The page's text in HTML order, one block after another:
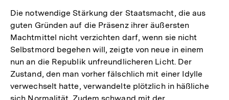
Die notwendige Stärkung der Staatsmacht, die aus
guten Gründen auf die Präsenz ihrer äußersten
Machtmittel nicht verzichten darf, wenn sie nicht
Selbstmord begehen will, zeigte von neue in einem
nun an die Republik unfreundlicheren Licht. Der
Zustand, den man vorher fälschlich mit einer Idylle
verwechselt hatte, verwandelte plötzlich in häßliche
sich Normalität. Zudem schwand mit der